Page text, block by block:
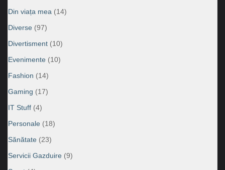
Din viața mea (14)
Diverse (97)
Divertisment (10)
Evenimente (10)
Fashion (14)
Gaming (17)
IT Stuff (4)
Personale (18)
Sănătate (23)
Servicii Gazduire (9)